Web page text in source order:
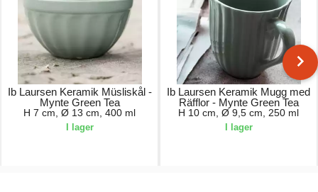
Ib Laursen Keramik Müsliskål -
Mynte Green Tea
H 7 cm, Ø 13 cm, 400 ml
I lager
Ib Laursen Keramik Mugg med
Räfflor - Mynte Green Tea
H 10 cm, Ø 9,5 cm, 250 ml
I lager